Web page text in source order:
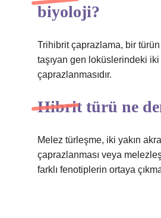
biyoloji?
Trihibrit çaprazlama, bir
taşıyan gen loküslerindeki
çaprazlanmasıdır.
Hibrit türü ne
Melez türleşme, iki yakın
çaprazlanması veya
farklı fenotiplerin ortaya